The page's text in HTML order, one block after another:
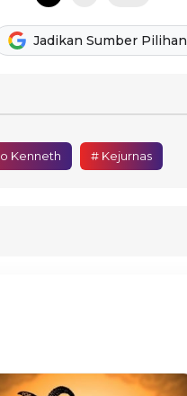
Jadikan Sumber Pilihan
Kenneth # Kejurnas